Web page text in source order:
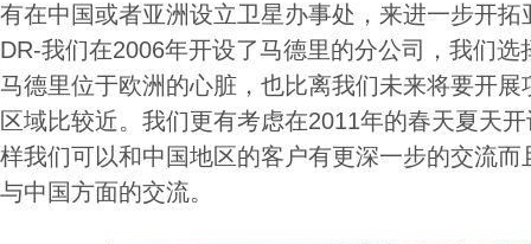
有在中国或者亚洲设立卫星办事处，来进一步开拓
DR-我们在2006年开设了马德里的分公司，我们
马德里位于欧洲的心脏，也比离我们未来将要开
区域比较近。我们更有考虑在2011年的春天夏天
样我们可以和中国地区的客户有更深一步的交流
与中国方面的交流。